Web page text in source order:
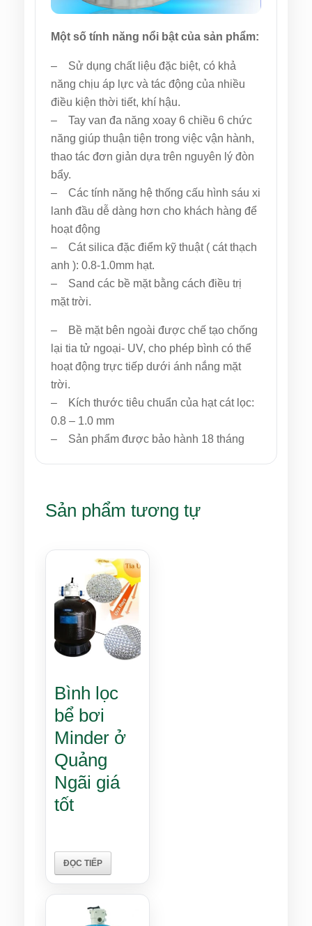
Một số tính năng nổi bật của sản phẩm:
– Sử dụng chất liệu đặc biệt, có khả
năng chịu áp lực và tác động của nhiều
điều kiện thời tiết, khí hậu.
– Tay van đa năng xoay 6 chiều 6 chức
năng giúp thuận tiện trong việc vận hành,
thao tác đơn giản dựa trên nguyên lý đòn
bẩy.
– Các tính năng hệ thống cấu hình sáu xi
lanh đầu dễ dàng hơn cho khách hàng để
hoạt động
– Cát silica đặc điểm kỹ thuật ( cát thạch
anh ): 0.8-1.0mm hạt.
– Sand các bề mặt bằng cách điều trị
mặt trời.
– Bề mặt bên ngoài được chế tạo chống
lại tia tử ngoại- UV, cho phép bình có thể
hoạt động trực tiếp dưới ánh nắng mặt
trời.
– Kích thước tiêu chuẩn của hạt cát lọc:
0.8 – 1.0 mm
– Sản phẩm được bảo hành 18 tháng
Sản phẩm tương tự
Bình lọc
bể bơi
Minder ở
Quảng
Ngãi giá
tốt
ĐỌC TIẾP